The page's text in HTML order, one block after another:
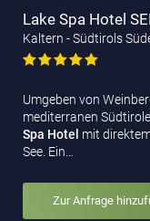
Lake Spa Hotel
Kaltern - Südtirols
Umgeben von
mediterranen
Spa Hotel mit
See. Ein…
Zur Anfrage